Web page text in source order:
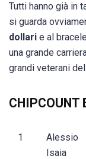
Tutti hanno già in
si guarda
dollari e al
una grande
grandi veterani
CHIPCOUNT
1
Alessio
Isaia